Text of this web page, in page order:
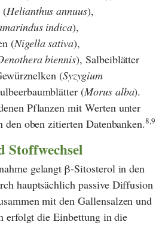
(Helianthus annuus),
indica),
(Nigella sativa),
biennis), Salbeiblätter
(Syzygium
(Morus alba).
Pflanzen mit Werten unter
oben zitierten Datenbanken.8,9
Stoffwechsel
gelangt β-Sitosterol in den
hauptsächlich passive Diffusion
mit den Gallensalzen und
erfolgt die Einbettung in die